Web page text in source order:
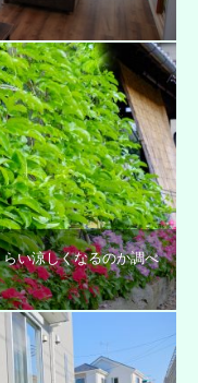
い涼しくなるのか調べ